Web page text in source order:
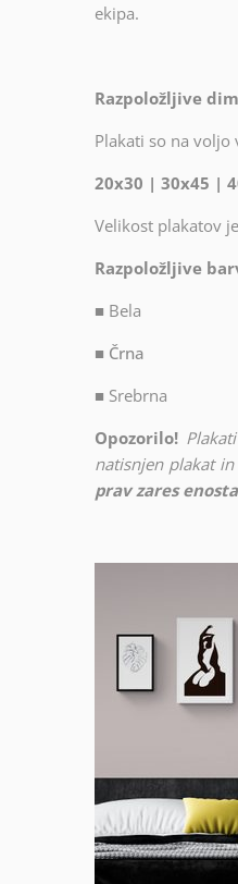
ekipa.
Razpoložljive
Plakati so na voljo
20x30 | 30x45 |
Velikost plakatov
Razpoložljive
■ Bela
■ Črna
■ Srebrna
Opozorilo!
natisnjen plakat
prav zares